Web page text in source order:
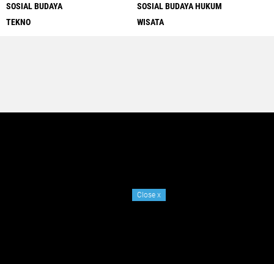
SOSIAL BUDAYA
SOSIAL BUDAYA HUKUM
TEKNO
WISATA
Close x